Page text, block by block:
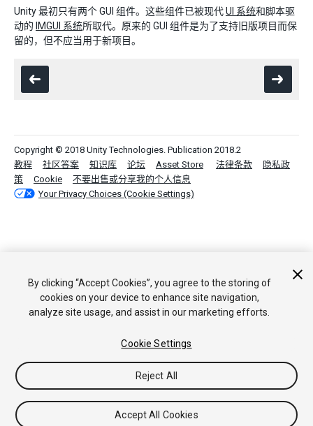
Unity 最初只有两个 GUI 组件。这些组件已被现代UI 系统和脚本驱
动的 IMGUI 系统所取代。原来的 GUI 组件是为了支持旧版项目而保
留的，但不应当用于新项目。
Copyright © 2018 Unity Technologies. Publication 2018.2
教程
社区答案 知识库 论坛 Asset Store 法律条款
隐私政
策
Cookie
不要出售或分享我的个人信息
Your Privacy Choices (Cookie Settings)
By clicking “Accept Cookies”, you agree to the storing of
cookies on your device to enhance site navigation,
analyze site usage, and assist in our marketing efforts.
Cookie Settings
Reject All
Accept All Cookies